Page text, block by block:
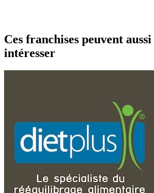
Ces franchises peuvent aussi
intéresser